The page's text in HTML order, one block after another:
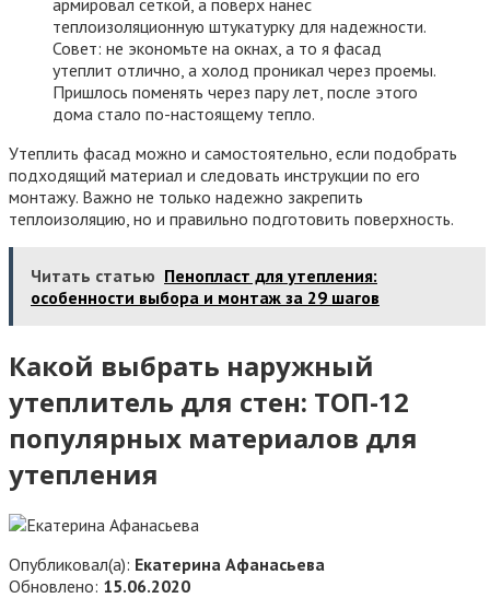
армировал сеткой, а поверх нанес
теплоизоляционную штукатурку для надежности.
Совет: не экономьте на окнах, а то я фасад
утеплит отлично, а холод проникал через проемы.
Пришлось поменять через пару лет, после этого
дома стало по-настоящему тепло.
Утеплить фасад можно и самостоятельно, если подобрать
подходящий материал и следовать инструкции по его
монтажу. Важно не только надежно закрепить
теплоизоляцию, но и правильно подготовить поверхность.
Читать статью Пенопласт для утепления:
особенности выбора и монтаж за 29 шагов
Какой выбрать наружный
утеплитель для стен: ТОП-12
популярных материалов для
утепления
Опубликовал(а): Екатерина Афанасьева
Обновлено: 15.06.2020